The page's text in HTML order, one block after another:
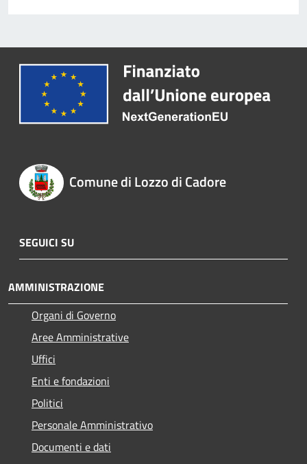
Comune di Lozzo di Cadore
SEGUICI SU
AMMINISTRAZIONE
Organi di Governo
Aree Amministrative
Uffici
Enti e fondazioni
Politici
Personale Amministrativo
Documenti e dati